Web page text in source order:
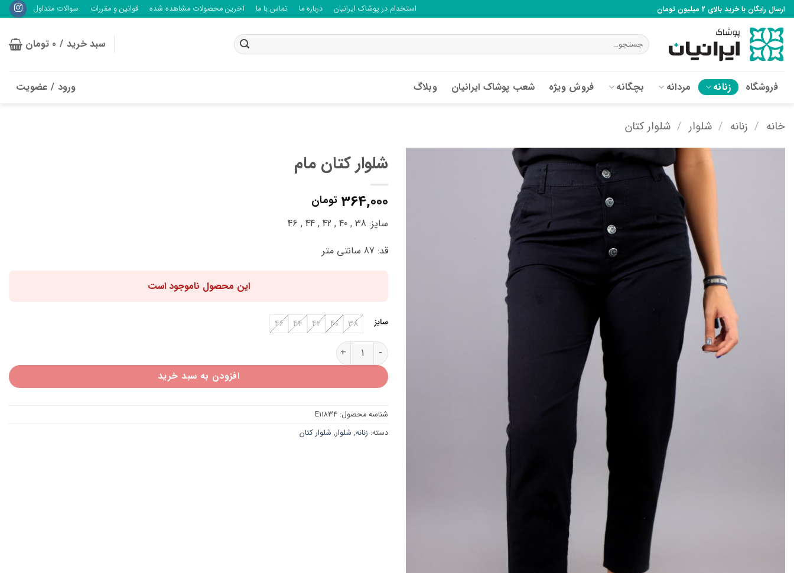
Skip
to
content
ارسال رایگان با خرید بالای 2 میلیون تومان استخدام در پوشاک ایرانیان درباره ما تماس با ما آخرین محصولات مشاهده شده قوانین و مقررات سوالات متداول
جستجو
برای:
سبد خرید / 0 تومان
فروشگاه زنانه مردانه بچگانه فروش ویژه شعب پوشاک ایرانیان وبلاگ ورود / عضویت
خانه / زنانه / شلوار / شلوار کتان
شلوار کتان مام
364,000 تومان
سایز: 38 , 40 , 42 , 44 , 46
قد: 87 سانتی متر
این محصول ناموجود است
سایز 38
40
42
44
46
شلوار کتان مام عدد
افزودن به سبد خرید
شناسه محصول: E11834
دسته: زنانه, شلوار, شلوار کتان